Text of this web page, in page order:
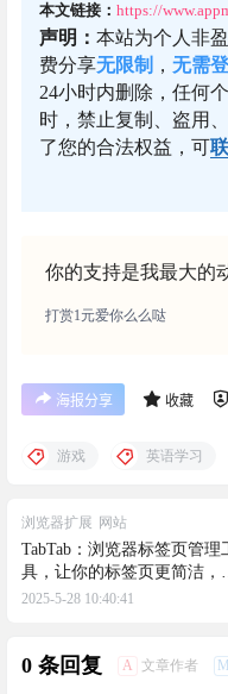
本文链接： https://
声明： 本站为个人非
费分享无限制 ， 无需
24小时内删除，任何
时，禁止复制、盗用
了您的合法权益，可
你的支持是我最大的
打赏1元爱你么么哒
海报分享 收藏
游戏 英语学习
浏览器扩展 网站
TabTab：浏览器标签页管理
具，让你的标签页更简洁，更
清晰
2025-5-28 10:40:41
0 条回复 A 文章作者 M